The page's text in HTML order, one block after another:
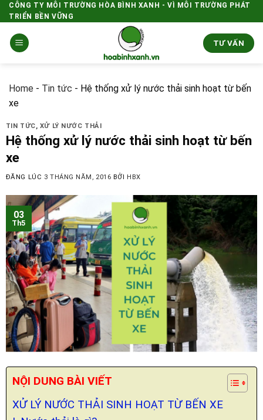
Skip
to
content
CÔNG TY MÔI TRƯỜNG HÒA BÌNH XANH - VÌ MÔI TRƯỜNG PHÁT
TRIỂN BỀN VỮNG
TƯ VẤN
Home - Tin tức - Hệ thống xử lý nước thải sinh hoạt từ bến
xe
TIN TỨC, XỬ LÝ NƯỚC THẢI
Hệ thống xử lý nước thải sinh hoạt từ bến
xe
ĐĂNG LÚC 3 THÁNG NĂM, 2016 BỞI HBX
03
Th5
NỘI DUNG BÀI VIẾT
XỬ LÝ NƯỚC THẢI SINH HOẠT TỪ BẾN XE